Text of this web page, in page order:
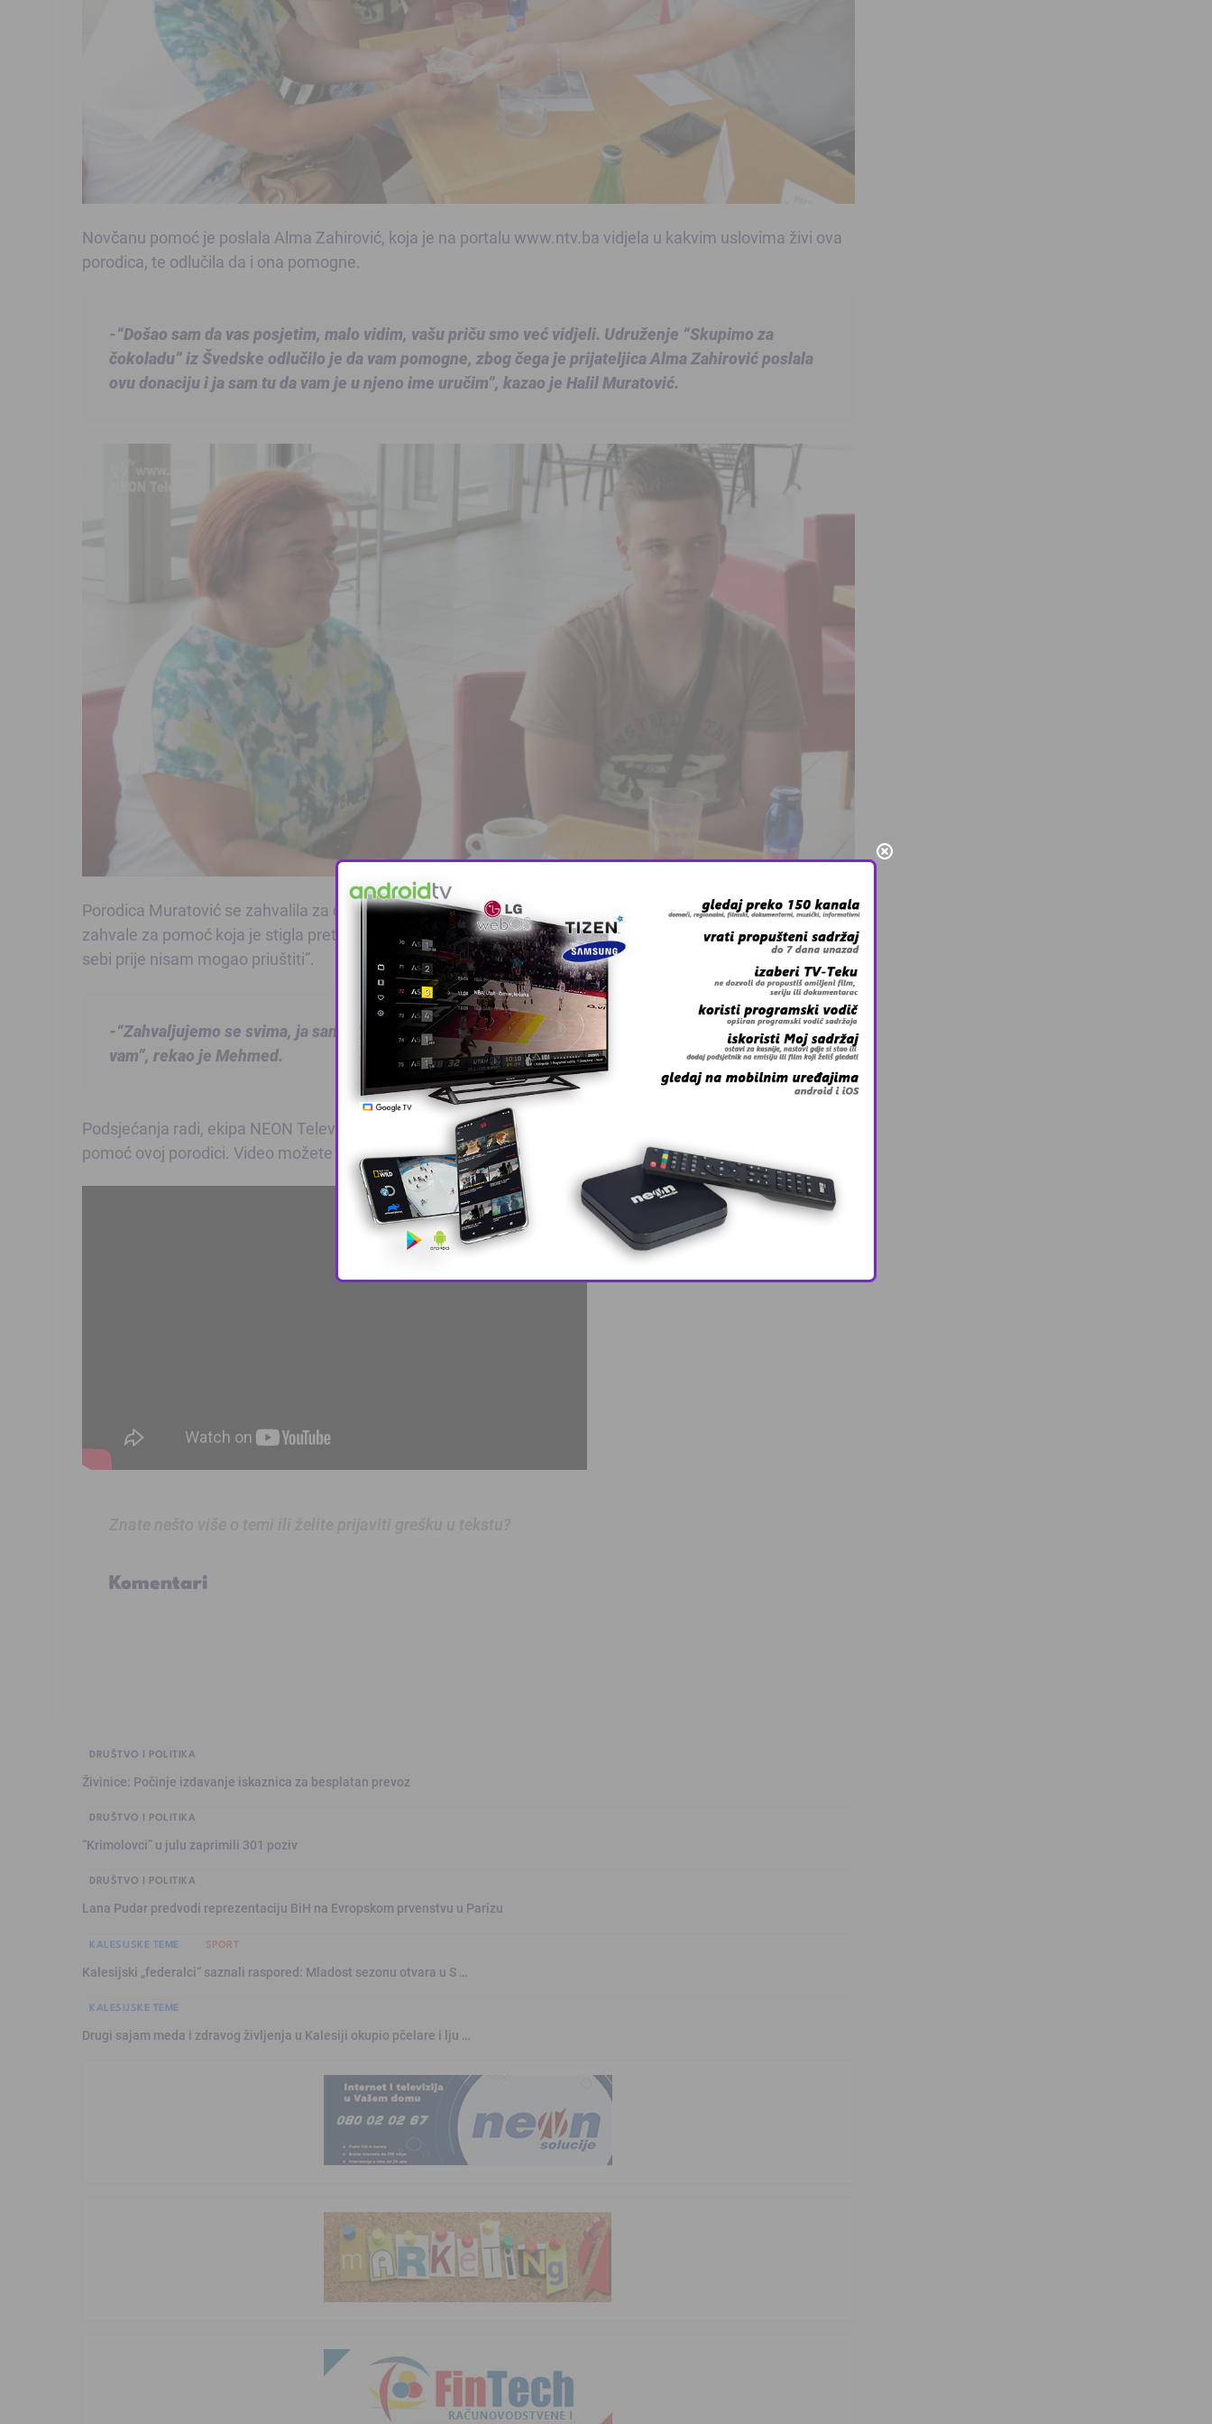
Novčanu pomoć je poslala Alma Zahirović, koja je na portalu www.ntv.ba vidjela u kakvim uslovima živi ova
porodica, te odlučila da i ona pomogne.
-“Došao sam da vas posjetim, malo vidim, vašu priču smo već vidjeli. Udruženje “Skupimo za
čokoladu” iz Švedske odlučilo je da vam pomogne, zbog čega je prijateljica Alma Zahirović poslala
ovu donaciju i ja sam tu da vam je u njeno ime uručim”, kazao je Halil Muratović.
Porodica Muratović se zahvalila za donaciju, te ovom prilikom izrazila želju da se i ostalim građanima
zahvale za pomoć koja je stigla prethodnih mjesec dana, jer kako kaže Mehmed, “dobio sam sve ono što
sebi prije nisam mogao priuštiti”.
-“Zahvaljujemo se svima, ja sam presretan, dobio sam sve ono što nisam ni sanjao da ću imati, hvala
vam”, rekao je Mehmed.
Podsjećanja radi, ekipa NEON Televizije prošli mjesec je posjetila Mirsadu i Mehmeda, te snimila apel za
pomoć ovoj porodici. Video možete pogledati u nastavku:
Komentari
DRUŠTVO I POLITIKA
Živinice: Počinje izdavanje iskaznica za besplatan prevoz
DRUŠTVO I POLITIKA
“Krimolovci” u julu zaprimili 301 poziv
DRUŠTVO I POLITIKA
Lana Pudar predvodi reprezentaciju BiH na Evropskom prvenstvu u Parizu
KALESIJSKE TEME SPORT
Kalesijski „federalci“ saznali raspored: Mladost sezonu otvara u S …
KALESIJSKE TEME
Drugi sajam meda i zdravog življenja u Kalesiji okupio pčelare i lju …